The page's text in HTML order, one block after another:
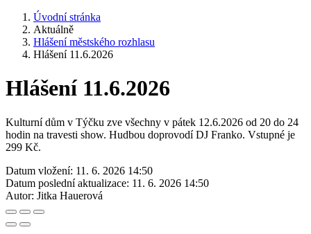
Úvodní stránka
Aktuálně
Hlášení městského rozhlasu
Hlášení 11.6.2026
Hlášení 11.6.2026
Kulturní dům v Týčku zve všechny v pátek 12.6.2026 od 20 do 24
hodin na travesti show. Hudbou doprovodí DJ Franko. Vstupné je
299 Kč.
Datum vložení: 11. 6. 2026 14:50
Datum poslední aktualizace: 11. 6. 2026 14:50
Autor: Jitka Hauerová